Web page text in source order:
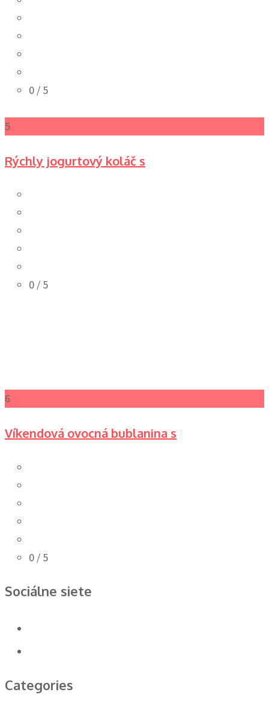
0 / 5
5
Rýchly jogurtový koláč s
0 / 5
6
Víkendová ovocná bublanina s
0 / 5
Sociálne siete
Categories